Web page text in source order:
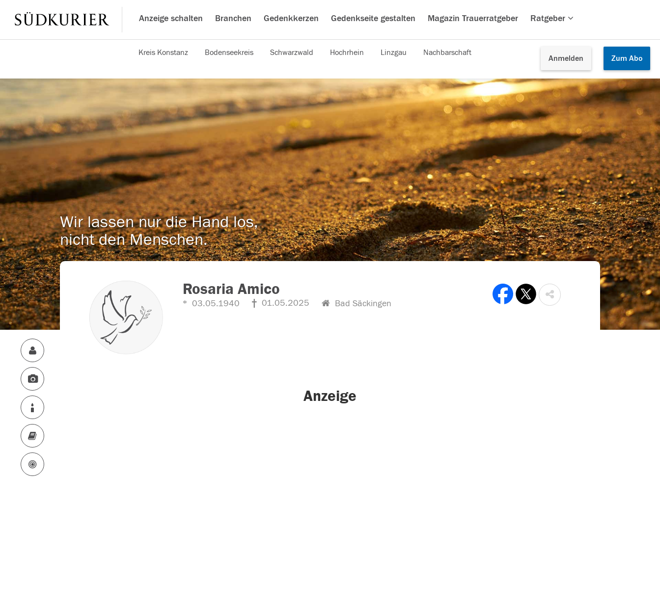
Anzeige schalten Branchen Gedenkkerzen Gedenkseite gestalten Magazin Trauerratgeber Ratgeber
Anmelden Zum Abo
Kreis Konstanz Bodenseekreis Schwarzwald Hochrhein Linzgau Nachbarschaft
Wir lassen nur die Hand los,
nicht den Menschen.
Rosaria Amico
03.05.1940 01.05.2025 Bad Säckingen
Anzeige